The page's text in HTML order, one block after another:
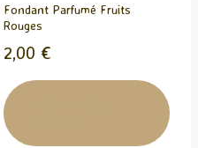
Fondant Parfumé Fruits
Rouges
2,00 €